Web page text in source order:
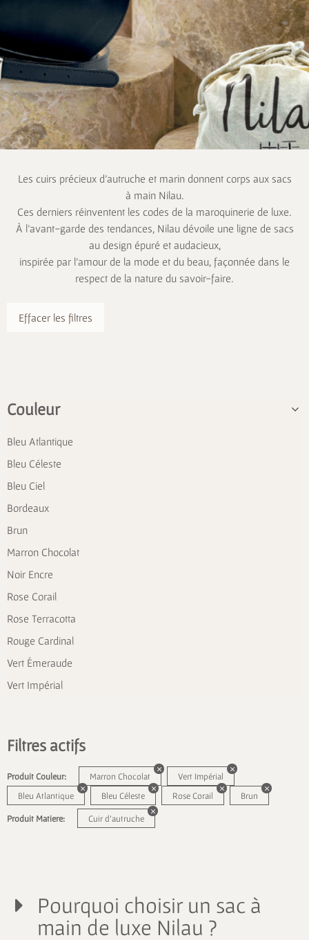
Les cuirs précieux d’autruche et marin donnent corps aux sacs
à main Nilau.
Ces derniers réinventent les codes de la maroquinerie de luxe.
À l’avant-garde des tendances, Nilau dévoile une ligne de sacs
au design épuré et audacieux,
inspirée par l’amour de la mode et du beau, façonnée dans le
respect de la nature du savoir-faire.
Effacer les filtres
Couleur
Bleu Atlantique
Bleu Céleste
Bleu Ciel
Bordeaux
Brun
Marron Chocolat
Noir Encre
Rose Corail
Rose Terracotta
Rouge Cardinal
Vert Émeraude
Vert Impérial
Filtres actifs
Produit Couleur: Marron Chocolat
Vert Impérial
Bleu Atlantique
Bleu Céleste Rose Corail Brun
Produit Matiere: Cuir d'autruche
Pourquoi choisir un sac à
main de luxe Nilau ?